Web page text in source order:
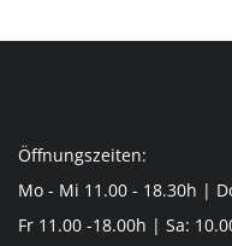
Öffnungszeiten:
Mo - Mi 11.00 - 18.30h |
Fr 11.00 -18.00h | Sa: